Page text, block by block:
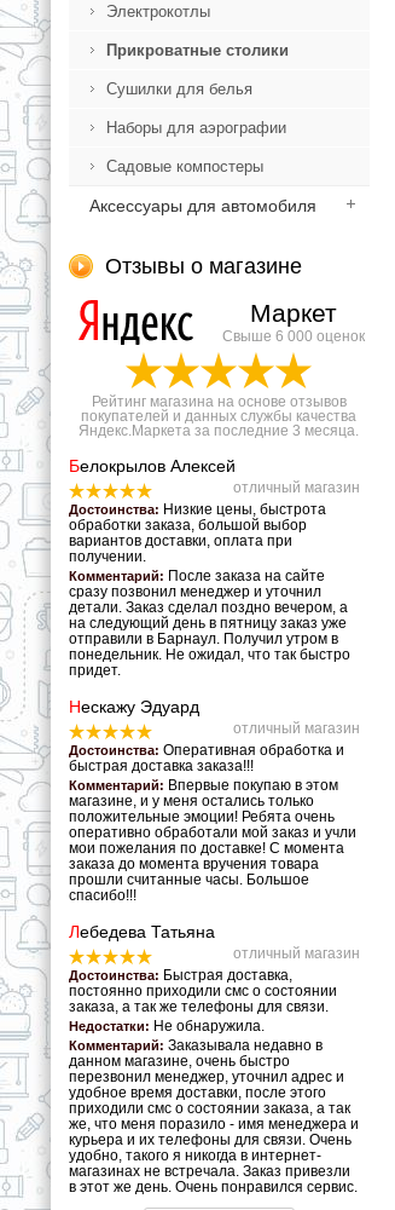
Электрокотлы
Прикроватные столики
Сушилки для белья
Наборы для аэрографии
Садовые компостеры
Аксессуары для автомобиля
Отзывы о магазине
Маркет
Свыше 6 000 оценок
Рейтинг магазина на основе отзывов
покупателей и данных службы качества
Яндекс.Маркета за последние 3 месяца.
Белокрылов Алексей
отличный магазин
Достоинства: Низкие цены, быстрота
обработки заказа, большой выбор
вариантов доставки, оплата при
получении.
Комментарий: После заказа на сайте
сразу позвонил менеджер и уточнил
детали. Заказ сделал поздно вечером, а
на следующий день в пятницу заказ уже
отправили в Барнаул. Получил утром в
понедельник. Не ожидал, что так быстро
придет.
Нескажу Эдуард
отличный магазин
Достоинства: Оперативная обработка и
быстрая доставка заказа!!!
Комментарий: Впервые покупаю в этом
магазине, и у меня остались только
положительные эмоции! Ребята очень
оперативно обработали мой заказ и учли
мои пожелания по доставке! С момента
заказа до момента вручения товара
прошли считанные часы. Большое
спасибо!!!
Лебедева Татьяна
отличный магазин
Достоинства: Быстрая доставка,
постоянно приходили смс о состоянии
заказа, а так же телефоны для связи.
Недостатки: Не обнаружила.
Комментарий: Заказывала недавно в
данном магазине, очень быстро
перезвонил менеджер, уточнил адрес и
удобное время доставки, после этого
приходили смс о состоянии заказа, а так
же, что меня поразило - имя менеджера и
курьера и их телефоны для связи. Очень
удобно, такого я никогда в интернет-
магазинах не встречала. Заказ привезли
в этот же день. Очень понравился сервис.